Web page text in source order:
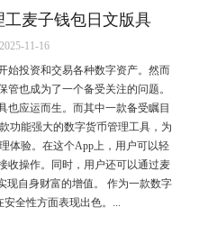
麦子钱包日文版具
11-16
始投资和交易各种数字资产。然而
也成为了一个备受关注的问题。
也应运而生。而其中一款备受瞩目
功能强大的数字货币管理工具，为
体验。在这个App上，用户可以轻
收操作。同时，用户还可以通过麦
现自身财富的增值。 作为一款数字
全性方面表现出色。...